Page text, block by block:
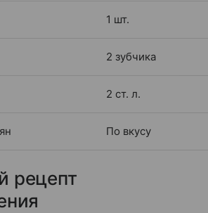
1 шт.
2 зубчика
2 ст. л.
По вкусу
рецепт